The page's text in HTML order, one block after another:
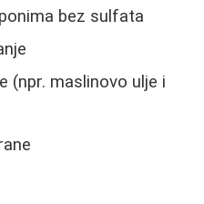
bez sulfata
(npr. maslinovo ulje i